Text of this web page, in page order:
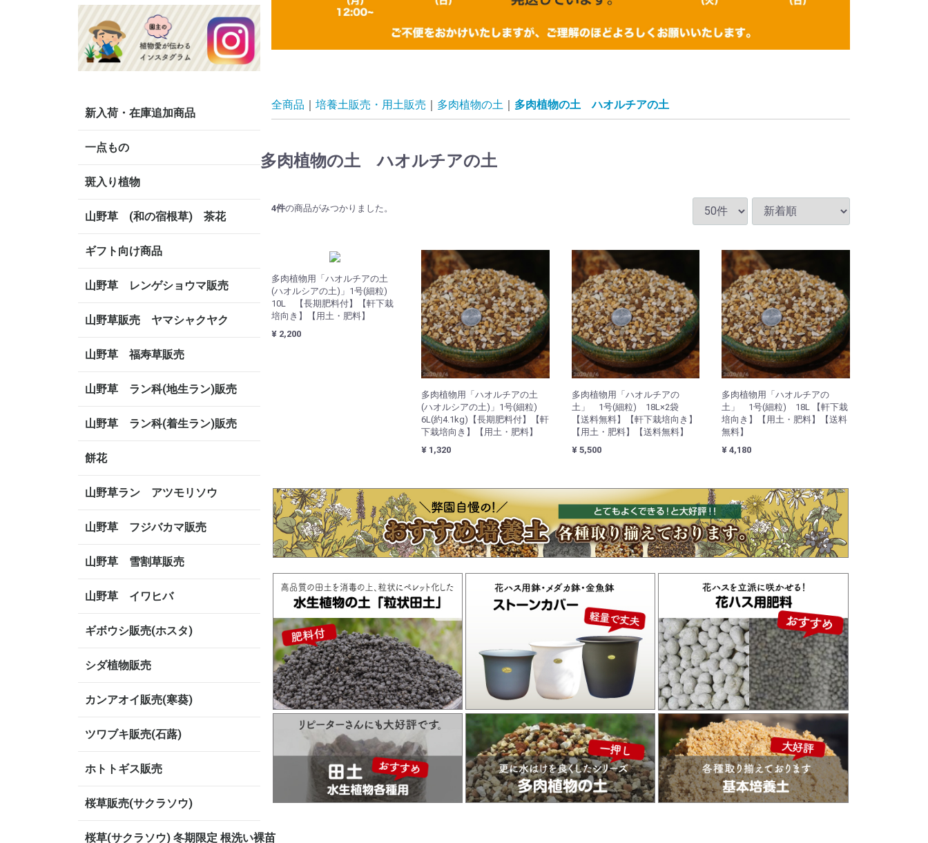
新入荷・在庫追加商品
一点もの
斑入り植物
山野草 (和の宿根草) 茶花
ギフト向け商品
山野草 レンゲショウマ販売
山野草販売 ヤマシャクヤク
山野草 福寿草販売
山野草 ラン科(地生ラン)販売
山野草 ラン科(着生ラン)販売
餅花
山野草ラン アツモリソウ
山野草 フジバカマ販売
山野草 雪割草販売
山野草 イワヒバ
ギボウシ販売(ホスタ)
シダ植物販売
カンアオイ販売(寒葵)
ツワブキ販売(石蕗)
ホトトギス販売
桜草販売(サクラソウ)
桜草(サクラソウ) 冬期限定 根洗い裸苗
全商品 培養土販売・用土販売 多肉植物の土 多肉植物の土 ハオルチアの土
多肉植物の土 ハオルチアの土
4件の商品がみつかりました。
多肉植物用「ハオルチアの土
(ハオルシアの土)」1号(細粒)
10L 【長期肥料付】【軒下栽
培向き】【用土・肥料】
¥ 2,200
多肉植物用「ハオルチアの土
(ハオルシアの土)」1号(細粒)
6L(約4.1kg)【長期肥料付】【軒
下栽培向き】【用土・肥料】
¥ 1,320
多肉植物用「ハオルチアの
土」 1号(細粒) 18L×2袋
【送料無料】【軒下栽培向き】
【用土・肥料】【送料無料】
¥ 5,500
多肉植物用「ハオルチアの
土」 1号(細粒) 18L 【軒下栽
培向き】【用土・肥料】【送料
無料】
¥ 4,180